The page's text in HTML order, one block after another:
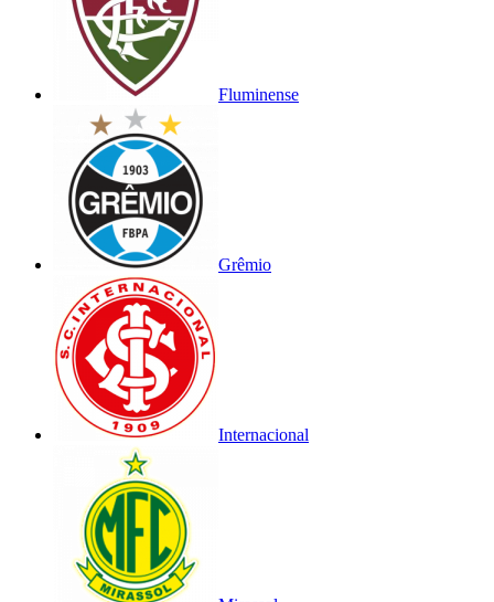
Fluminense
Grêmio
Internacional